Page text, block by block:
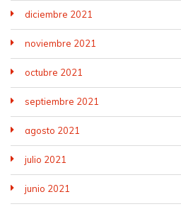
diciembre 2021
noviembre 2021
octubre 2021
septiembre 2021
agosto 2021
julio 2021
junio 2021